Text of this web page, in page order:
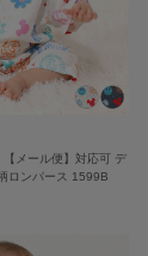
メール便】対応可 デ
ロンパース 1599B